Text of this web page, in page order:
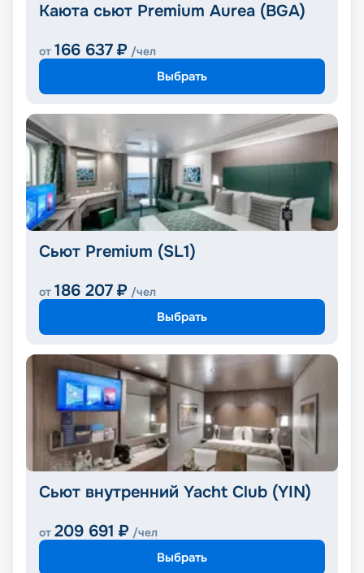
Каюта сьют Premium Aurea (BGA)
от 166 637 ₽ /чел
Выбрать
Сьют Premium (SL1)
от 186 207 ₽ /чел
Выбрать
Сьют внутренний Yacht Club (YIN)
от 209 691 ₽ /чел
Выбрать